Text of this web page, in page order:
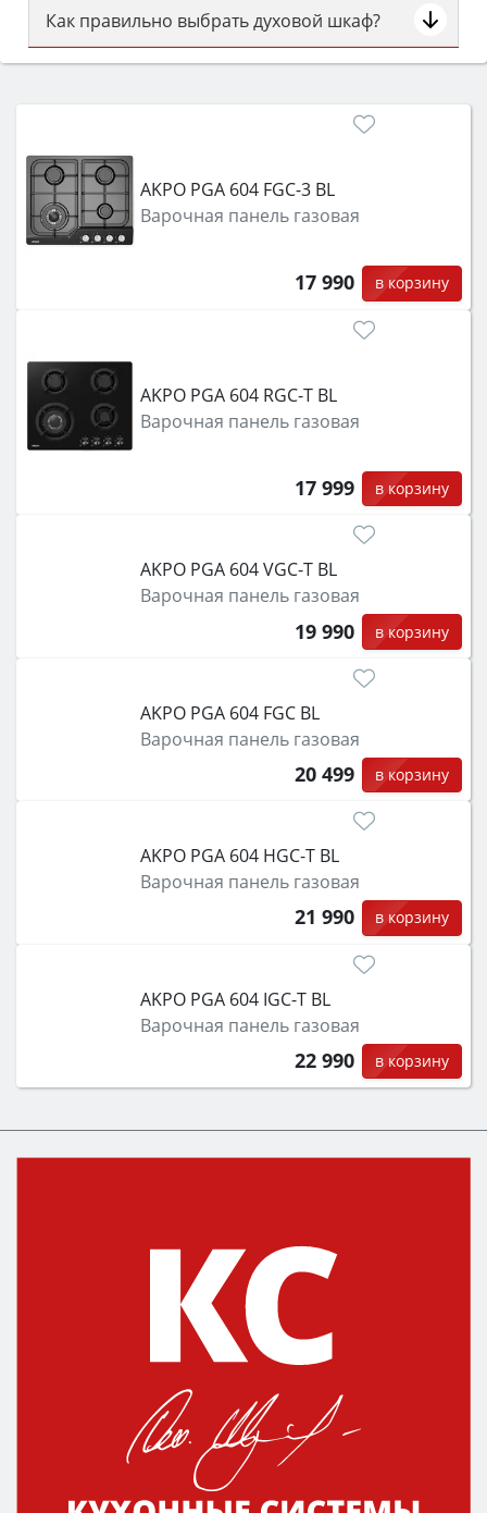
Как правильно выбрать духовой шкаф?
Сначала определитесь с типом (газовый или
затем смотрите на объём 50–70 л для семьи,
функции (конвекция, гриль, самоочистка,
защита от детей).AKPO PGA 604 FGC-3 BL
Варочная панель газовая
17 990 в корзину
AKPO PGA 604 RGC-T BL
Варочная панель газовая
17 999 в корзину
AKPO PGA 604 VGC-T BL
Варочная панель газовая
19 990 в корзину
AKPO PGA 604 FGC BL
Варочная панель газовая
20 499 в корзину
AKPO PGA 604 HGC-T BL
Варочная панель газовая
21 990 в корзину
AKPO PGA 604 IGC-T BL
Варочная панель газовая
22 990 в корзину